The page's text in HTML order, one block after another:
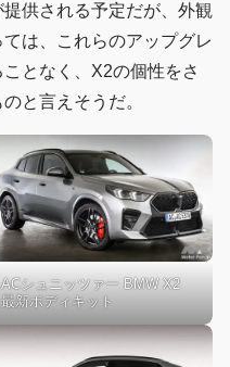
供される予定だが、外観
は、これらのアップグレ
となく、X2の個性をさ
と言えそうだ。
ACシュニッツァー BMW X2
最新ボディキット